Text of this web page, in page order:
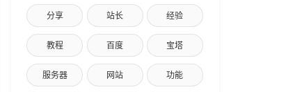
分享 站长 经验
教程 百度 宝塔
服务器 网站 功能